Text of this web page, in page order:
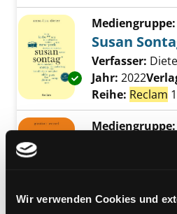
Wir verwenden Cookies und
Exemplar-Details
Mediengruppe:
Susan
Verfasser:
Jahr: 2022
Reihe: Reclam
Mediengruppe:
Reihe:Reclam